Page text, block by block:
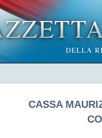
CASSA